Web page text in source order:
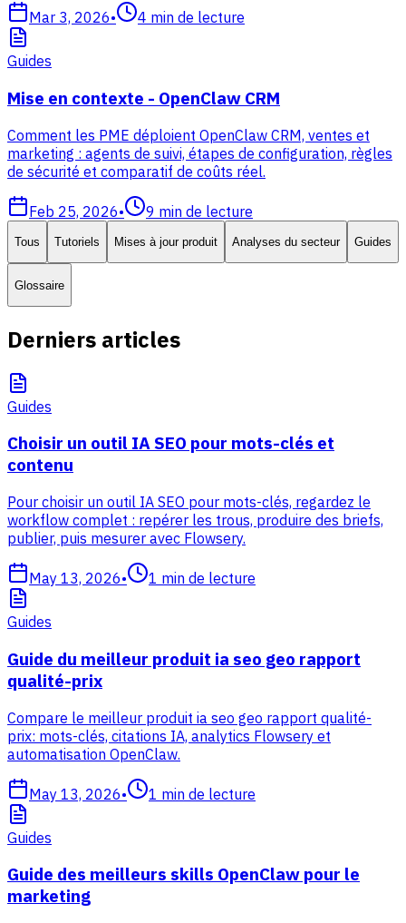
Mar 3, 2026• 4 min de lecture
Guides
Mise en contexte - OpenClaw CRM
Comment les PME déploient OpenClaw CRM, ventes et
marketing : agents de suivi, étapes de configuration, règles
de sécurité et comparatif de coûts réel.
Feb 25, 2026• 9 min de lecture
Tous Tutoriels Mises à jour produit Analyses du secteur Guides
Glossaire
Derniers articles
Guides
Choisir un outil IA SEO pour mots-clés et
contenu
Pour choisir un outil IA SEO pour mots-clés, regardez le
workflow complet : repérer les trous, produire des briefs,
publier, puis mesurer avec Flowsery.
May 13, 2026• 1 min de lecture
Guides
Guide du meilleur produit ia seo geo rapport
qualité-prix
Compare le meilleur produit ia seo geo rapport qualité-
prix: mots-clés, citations IA, analytics Flowsery et
automatisation OpenClaw.
May 13, 2026• 1 min de lecture
Guides
Guide des meilleurs skills OpenClaw pour le
marketing